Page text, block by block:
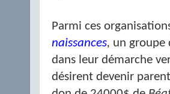
Parmi ces
naissances, un groupe
dans leur démarche
désirent devenir